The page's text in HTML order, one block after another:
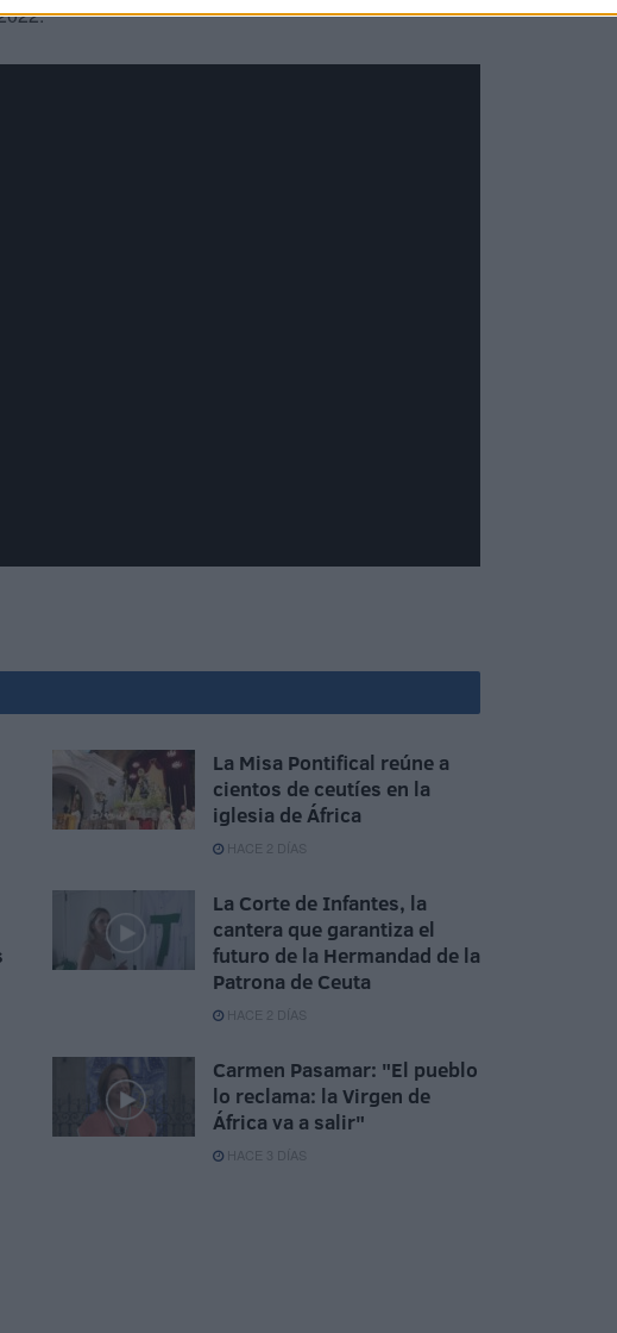
La Misa Pontifical reúne a
cientos de ceutíes en la
iglesia de África
HACE 2 DÍAS
La Corte de Infantes, la
cantera que garantiza el
futuro de la Hermandad de la
Patrona de Ceuta
HACE 2 DÍAS
Carmen Pasamar: "El pueblo
lo reclama: la Virgen de
África va a salir"
HACE 3 DÍAS